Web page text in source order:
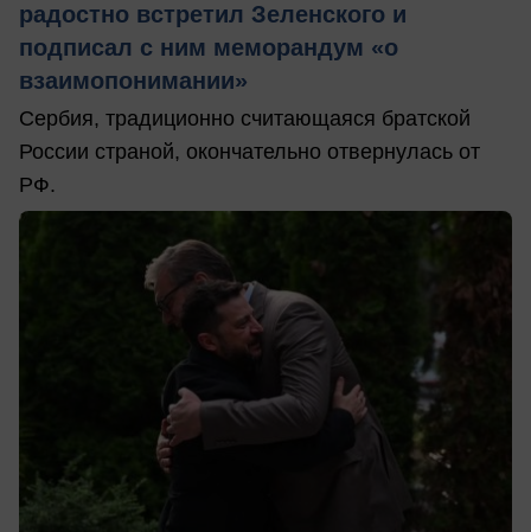
радостно встретил Зеленского и
подписал с ним меморандум «о
взаимопонимании»
Сербия, традиционно считающаяся братской
России страной, окончательно отвернулась от
РФ.